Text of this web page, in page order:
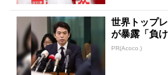
世界トップ
が暴露「負
PR(Acoco.)